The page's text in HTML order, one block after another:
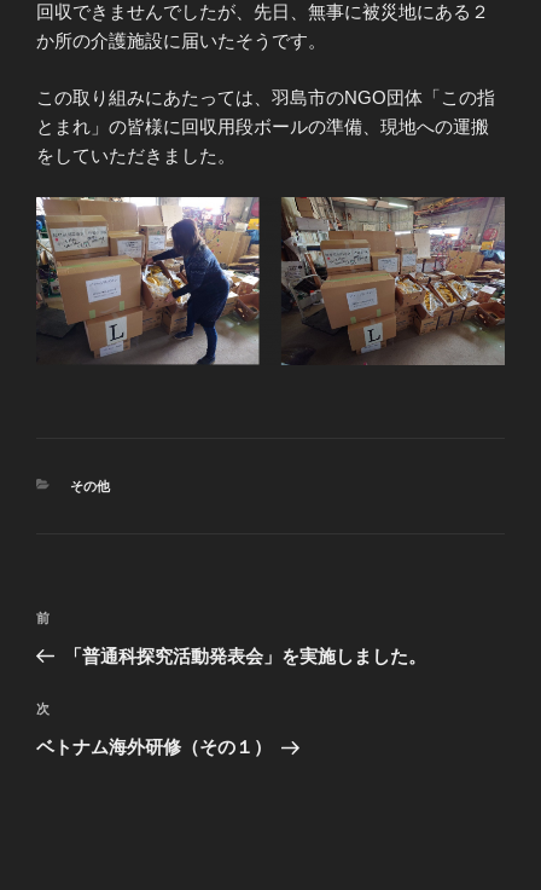
回収できませんでしたが、先日、無事に被災地にある２
か所の介護施設に届いたそうです。
この取り組みにあたっては、羽島市のNGO団体「この指
とまれ」の皆様に回収用段ボールの準備、現地への運搬
をしていただきました。
カ
その他
投
ナ
ビ
ゲ
前
の
稿
前
「普通科探究活動発表会」を実施しました。
次
の
次
ベトナム海外研修（その１）